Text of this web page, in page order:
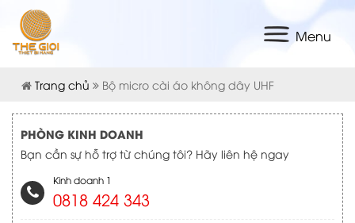
Menu
Trang chủ Bộ micro cài áo không dây UHF
PHÒNG KINH DOANH
Bạn cần sự hỗ trợ từ chúng tôi? Hãy liên hệ ngay
Kinh doanh 1
0818 424 343